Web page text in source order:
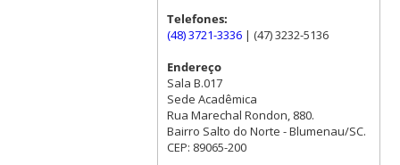
Telefones:
(48) 3721-3336| (47) 3232-5136
Endereço
Sala B.017
Sede Acadêmica
Rua Marechal Rondon, 880.
Bairro Salto do Norte - Blumenau/SC.
CEP: 89065-200